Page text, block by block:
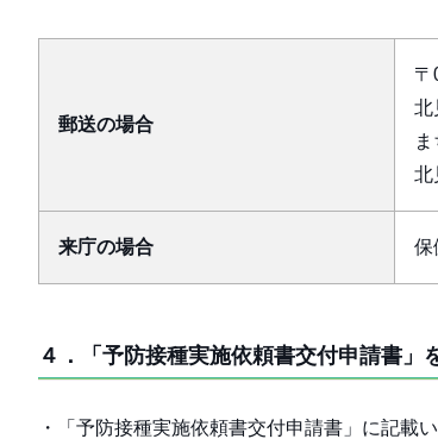
郵送の場合
〒
北
北
来庁の場合 保
４．「予防接種実施依頼書交付申請書」
・「予防接種実施依頼書交付申請書」に記載